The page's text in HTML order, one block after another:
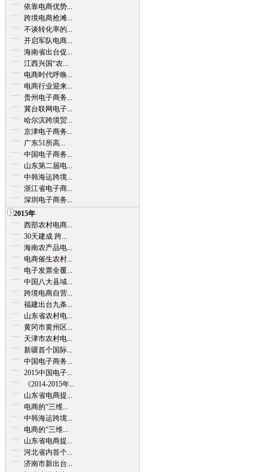
依靠电商优势...
跨境电商抢滩...
不谈转化率的...
开启军队电商...
海南省出台促...
江西兴国“农...
电商时代呼唤...
电商行业迎来...
贵州电子商务...
冀台联网电子...
哈尔滨跨境贸...
京津电子商务...
广东51所高...
中国电子商务...
山东第二届电...
中韩海运跨境...
浙江省电子商...
深圳电子商务...
2015年
西部农村电商...
30天建成 跨...
海南农产品电...
电商催生农村...
电子发票全覆...
中国八大县域...
跨境电商自营...
福建出台九条...
山东省农村电...
黄冈市黄州区...
天津市农村电...
新疆首个国际...
中国电子商务...
2015中国电子...
《2014-2015年...
山东省电商提...
电商的“三维...
中韩海运跨境...
电商的“三维...
山东省电商提...
河北省内首个...
济南市新出台...